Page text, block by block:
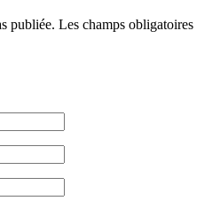
publiée. Les champs obligatoires